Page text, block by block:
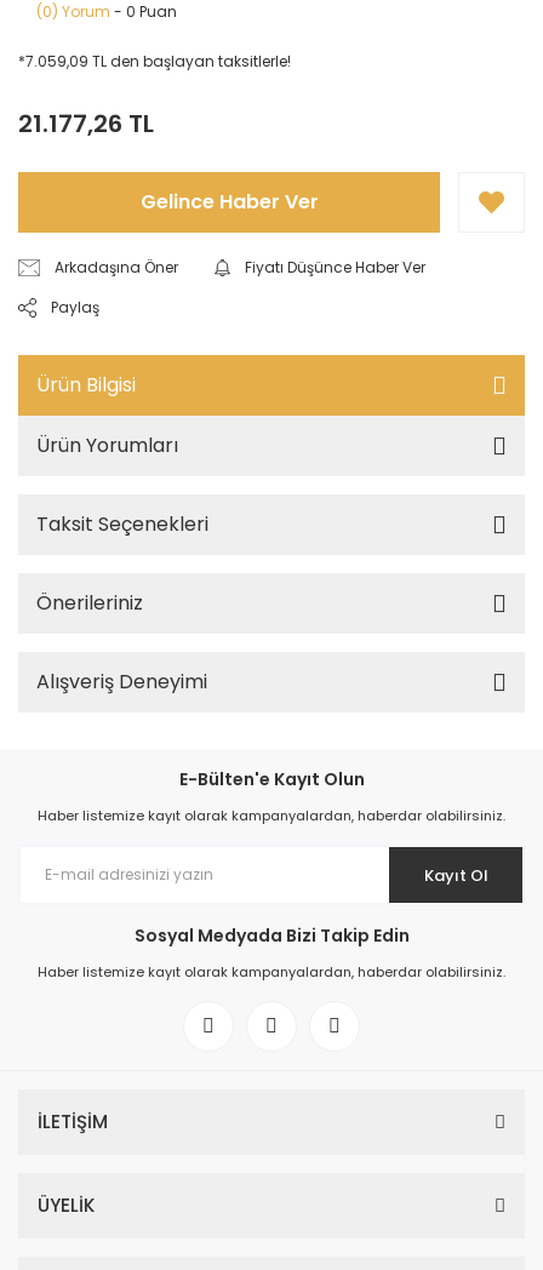
(0) Yorum - 0 Puan
*7.059,09 TL den başlayan taksitlerle!
21.177,26 TL
Gelince Haber Ver
Arkadaşına Öner
Fiyatı Düşünce Haber Ver
Paylaş
Ürün Bilgisi
Ürün Yorumları
Taksit Seçenekleri
Önerileriniz
Alışveriş Deneyimi
E-Bülten'e Kayıt Olun
Haber listemize kayıt olarak kampanyalardan, haberdar olabilirsiniz.
Kayıt Ol
Sosyal Medyada Bizi Takip Edin
Haber listemize kayıt olarak kampanyalardan, haberdar olabilirsiniz.
İLETİŞİM
ÜYELİK